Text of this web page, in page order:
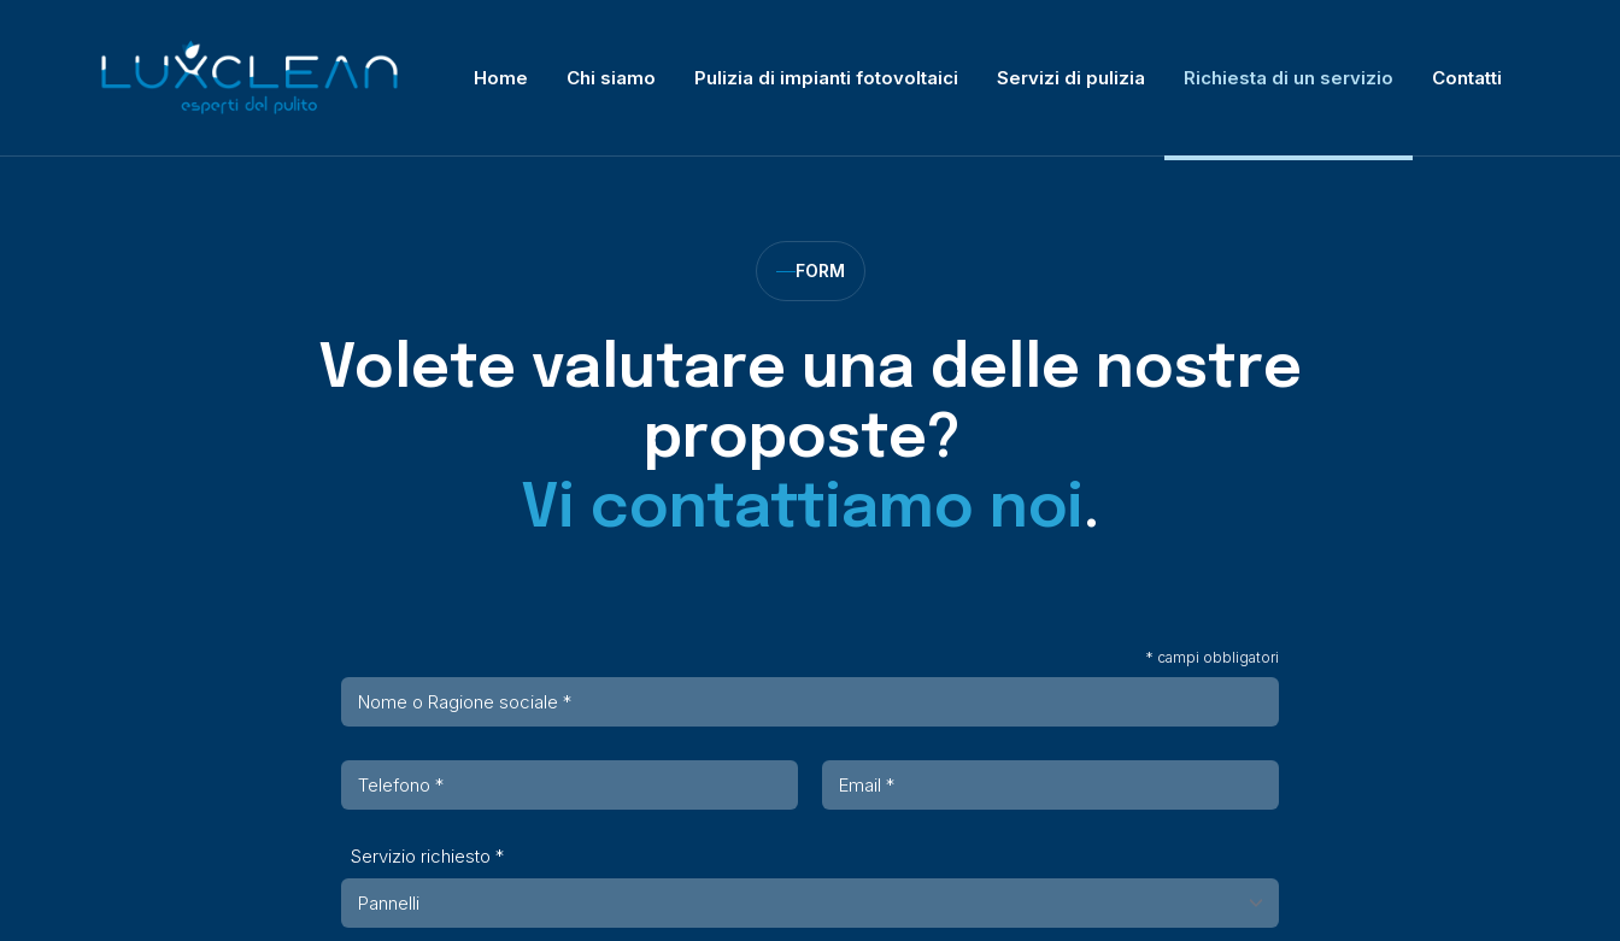
Home Chi siamo Pulizia di impianti fotovoltaici Servizi di pulizia Richiesta di un servizio Contatti
FORM
Volete valutare una delle nostre
proposte?
Vi contattiamo noi.
* campi obbligatori
Servizio richiesto *